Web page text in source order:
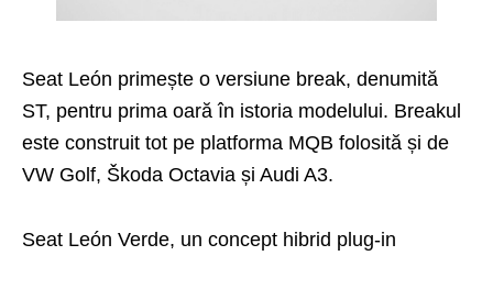
Seat León primește o versiune break, denumită
ST, pentru prima oară în istoria modelului. Breakul
este construit tot pe platforma MQB folosită și de
VW Golf, Škoda Octavia și Audi A3.
Seat León Verde, un concept hibrid plug-in